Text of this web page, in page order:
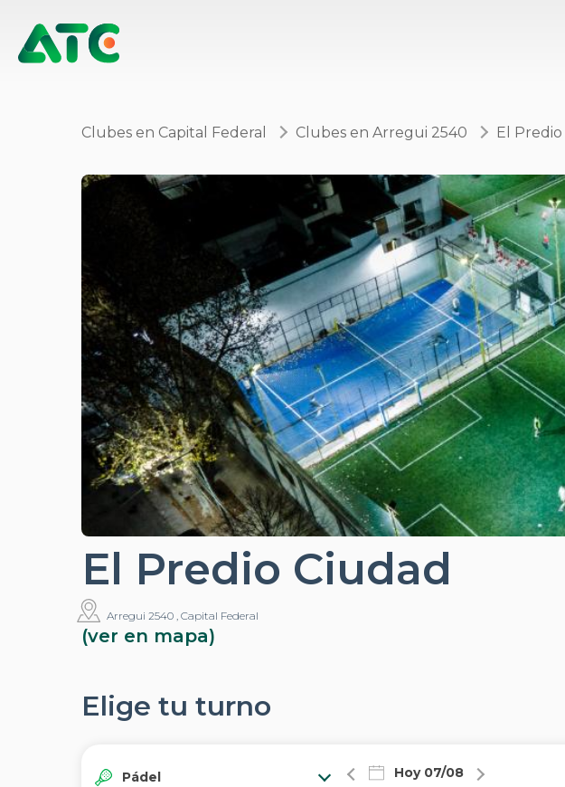
Clubes en Capital Federal Clubes en Arregui 2540 El Predio
El Predio Ciudad
Arregui 2540 , Capital Federal
(ver en mapa)
Elige tu turno
Pádel Hoy 07/08